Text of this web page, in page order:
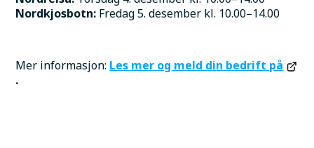
Nordkjosbotn: Fredag 5. desember kl. 10.00–14.00
Mer informasjon: Les mer og meld din bedrift på
.